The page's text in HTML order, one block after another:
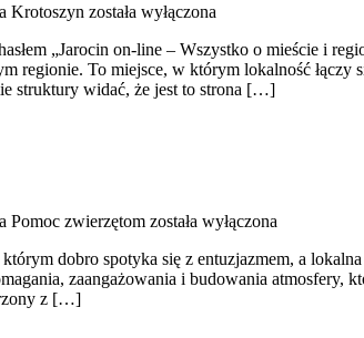
Krotoszyn została wyłączona
„Jarocin on-line – Wszystko o mieście i
regionie. To miejsce, w którym lokalność
struktury widać, że jest to strona […]
Pomoc zwierzętom została wyłączona
dobro spotyka się z entuzjazmem, a
zaangażowania i budowania
z […]